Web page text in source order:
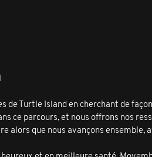
de Turtle Island en cherchant de
ce parcours, et nous offrons nos
alors que nous avançons ensemble,